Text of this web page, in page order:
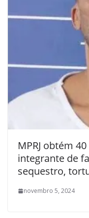
MPRJ obtém
integrante de
sequestro,
novembro 5, 2024